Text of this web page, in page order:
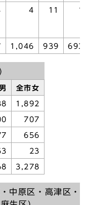
4 11 1
1,046 939 693
全市女
1,892
707
656
23
3,278
中原区・高津区・